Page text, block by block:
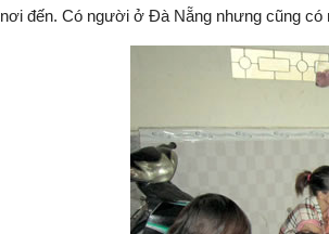
nơi đến. Có người ở Đà Nẵng nhưng cũng có